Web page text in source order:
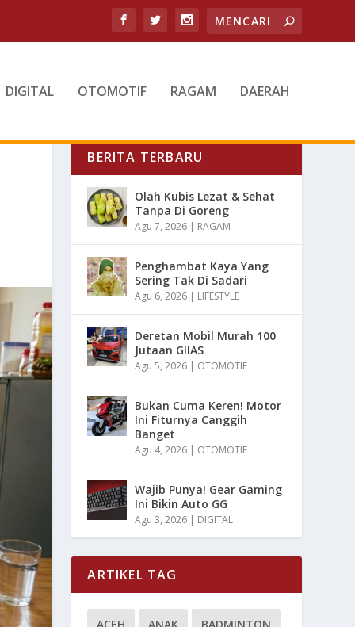
DIGITAL OTOMOTIF RAGAM DAERAH
BERITA TERBARU
Olah Kubis Lezat & Sehat
Tanpa Di Goreng
Agu 7, 2026 | RAGAM
Penghambat Kaya Yang
Sering Tak Di Sadari
Agu 6, 2026 | LIFESTYLE
Deretan Mobil Murah 100
Jutaan GIIAS
Agu 5, 2026 | OTOMOTIF
Bukan Cuma Keren! Motor
Ini Fiturnya Canggih
Banget
Agu 4, 2026 | OTOMOTIF
Wajib Punya! Gear Gaming
Ini Bikin Auto GG
Agu 3, 2026 | DIGITAL
ARTIKEL TAG